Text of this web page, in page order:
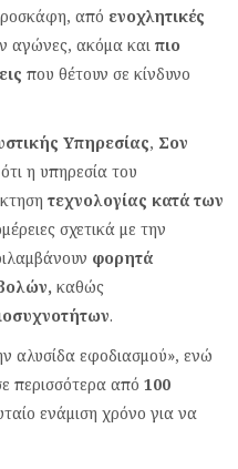
από ενοχλητικές
αγώνες, ακόμα καιπιο
που θέτουν σε κίνδυνο
Υπηρεσίας, Σον
η υπηρεσία του
τεχνολογίας κατά των
σχετικά με την
φορητά
καθώς
.
αλυσίδα εφοδιασμού», ενώ
περισσότερα από 100
ενάμιση χρόνο για να